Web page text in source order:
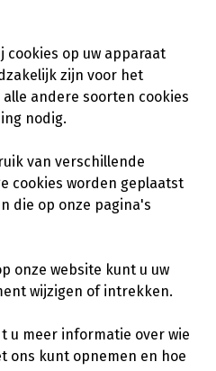
cookies op uw apparaat
zijn voor het
andere soorten cookies
nodig.
van verschillende
cookies worden geplaatst
die op onze pagina's
onze website kunt u uw
wijzigen of intrekken.
u meer informatie over wie
ons kunt opnemen en hoe